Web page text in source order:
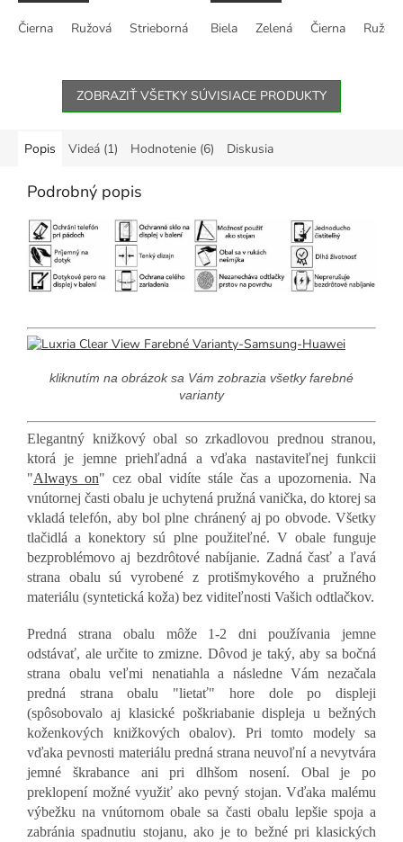
5
Čierna Ružová Strieborná
5
Biela Zelená Čierna Ružová
ZOBRAZIŤ VŠETKY SÚVISIACE PRODUKTY
Popis Videá (1) Hodnotenie (6) Diskusia
Podrobný popis
kliknutím na obrázok sa Vám zobrazia všetky farebné
varianty
Elegantný knižkový obal so zrkadlovou prednou stranou,
ktorá je jemne priehľadná a vďaka nastaviteľnej funkcii
"Always on" cez obal vidíte stále čas a upozornenia. Na
vnútornej časti obalu je uchytená pružná vanička, do ktorej sa
vkladá telefón, aby bol plne chránený aj po obvode. Všetky
tlačidlá a konektory sú plne použiteľné. V obale funguje
bezproblémovo aj bezdrôtové nabíjanie. Zadná časť a ľavá
strana obalu sú vyrobené z protišmykového a pružného
materiálu (syntetická koža) bez viditeľnosti Vašich odtlačkov.
Predná strana obalu môže 1-2 dni používania jemne
odstávať, ale určite to zmizne. Dôvod je taký, aby sa bočná
strana obalu veľmi nenatiahla a následne Vám nezačala
predná strana obalu "lietať" hore dole po displeji
(spôsobovalo aj klasické poškriabanie displeja u bežných
koženkových knižkových obalov). Pri tomto modely sa
vďaka pevnosti materiálu predná strana neuvoľní a nevytvára
jemné škrabance ani pri dlhšom nosení. Obal je po
preklopení možné využiť ako pevný stojan. Vďaka malému
výbežku na vnútornom obale sa časti obalu lepšie spoja a
zabránia spadnutiu stojanu, ako je to bežné pri klasických